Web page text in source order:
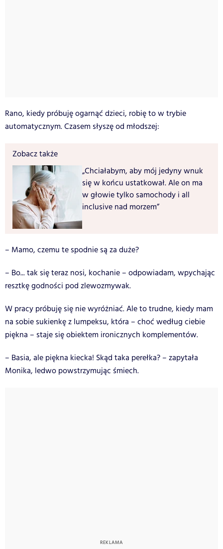
Rano, kiedy próbuję ogarnąć dzieci, robię to w trybie
automatycznym. Czasem słyszę od młodszej:
Zobacz także
„Chciałabym, aby mój jedyny wnuk
się w końcu ustatkował. Ale on ma
w głowie tylko samochody i all
inclusive nad morzem”
– Mamo, czemu te spodnie są za duże?
– Bo... tak się teraz nosi, kochanie – odpowiadam, wpychając
resztkę godności pod zlewozmywak.
W pracy próbuję się nie wyróżniać. Ale to trudne, kiedy mam
na sobie sukienkę z lumpeksu, która – choć według ciebie
piękna – staje się obiektem ironicznych komplementów.
– Basia, ale piękna kiecka! Skąd taka perełka? – zapytała
Monika, ledwo powstrzymując śmiech.